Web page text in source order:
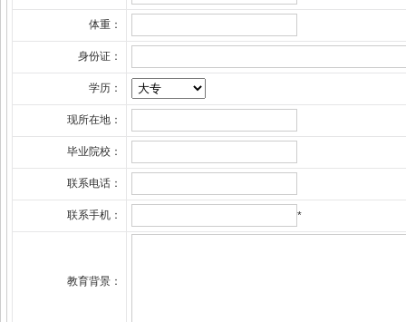
体重：
身份证：
学历：
现所在地：
毕业院校：
联系电话：
联系手机： *
教育背景：